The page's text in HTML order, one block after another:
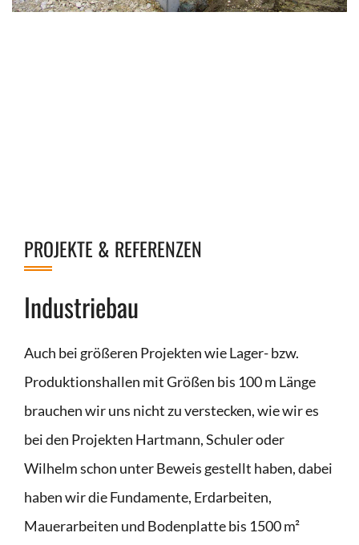
PROJEKTE & REFERENZEN
Industriebau
Auch bei größeren Projekten wie Lager- bzw.
Produktionshallen mit Größen bis 100 m Länge
brauchen wir uns nicht zu verstecken, wie wir es
bei den Projekten Hartmann, Schuler oder
Wilhelm schon unter Beweis gestellt haben, dabei
haben wir die Fundamente, Erdarbeiten,
Mauerarbeiten und Bodenplatte bis 1500 m²